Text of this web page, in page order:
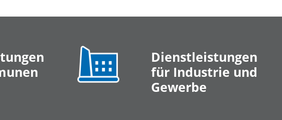
Dienstleistungen
für Industrie und
Gewerbe